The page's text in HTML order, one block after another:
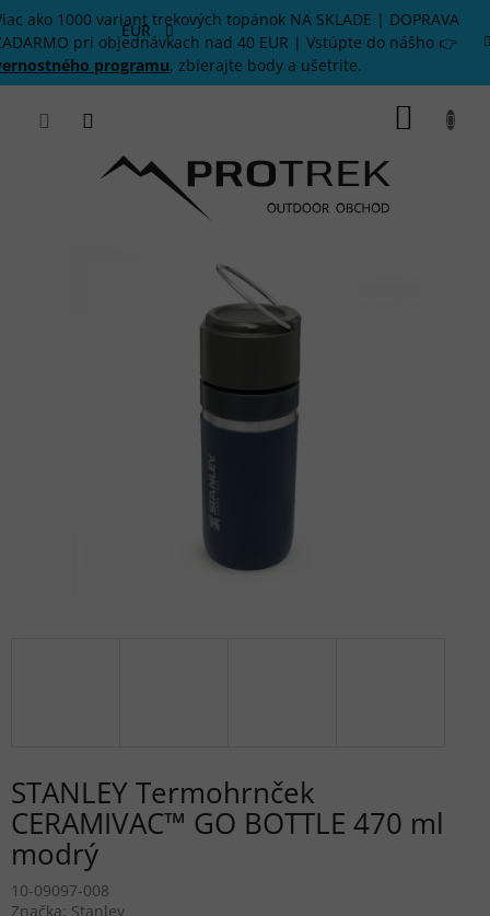
Prejsť
na
obsah
ako 1000 variant trekových topánok NA SKLADE | DOPRAVA
pri objednávkach nad 40 EUR | Vstúpte do nášho 👉
programu, zbierajte body a ušetrite.
EUR
STANLEY Termohrnček
CERAMIVAC™ GO BOTTLE 470 ml
modrý
10-09097-008
Značka: Stanley